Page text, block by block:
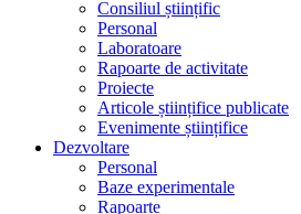
Consiliul științific
Personal
Laboratoare
Rapoarte de activitate
Proiecte
Articole științifice publicate
Evenimente științifice
Dezvoltare
Personal
Baze experimentale
Rapoarte